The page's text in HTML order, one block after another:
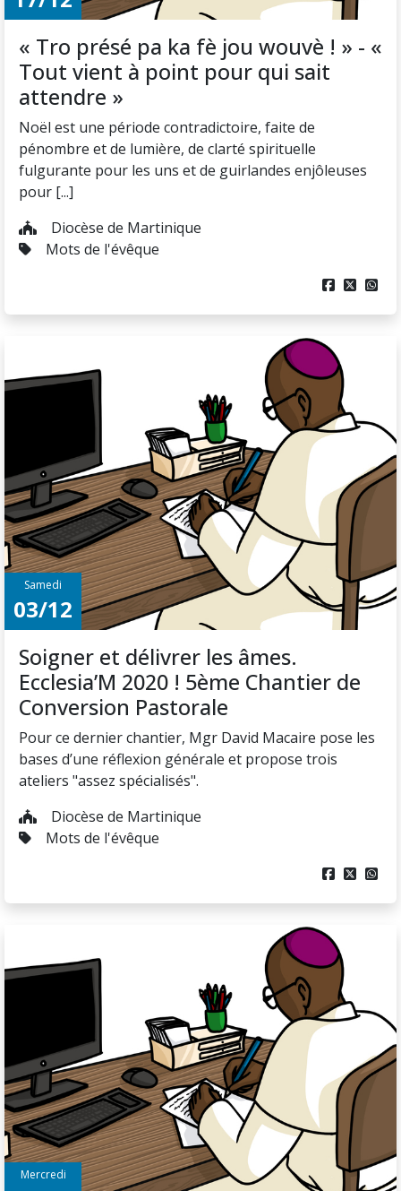
« Tro présé pa ka fè jou wouvè ! » - «
Tout vient à point pour qui sait
attendre »
Noël est une période contradictoire, faite de
pénombre et de lumière, de clarté spirituelle
fulgurante pour les uns et de guirlandes enjôleuses
pour [...]
Diocèse de Martinique
Mots de l'évêque
  
Samedi
03/12
Soigner et délivrer les âmes.
Ecclesia’M 2020 ! 5ème Chantier de
Conversion Pastorale
Pour ce dernier chantier, Mgr David Macaire pose les
bases d’une réflexion générale et propose trois
ateliers "assez spécialisés".
Diocèse de Martinique
Mots de l'évêque
  
Mercredi